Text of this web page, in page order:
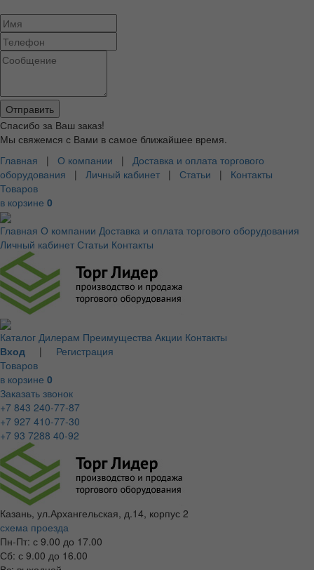
Спасибо за Ваш заказ!
Мы свяжемся с Вами в самое ближайшее время.
Главная | О компании | Доставка и оплата торгового
оборудования | Личный кабинет | Статьи | Контакты
Товаров
в корзине 0
Главная О компании Доставка и оплата торгового оборудования
Личный кабинет Статьи Контакты
Каталог Дилерам Преимущества Акции Контакты
Вход | Регистрация
Товаров
в корзине 0
Заказать звонок
+7 843 240-77-87
+7 927 410-77-30
+7 93 7288 40-92
Казань, ул.Архангельская, д.14, корпус 2
схема проезда
Пн-Пт: с 9.00 до 17.00
Сб: с 9.00 до 16.00